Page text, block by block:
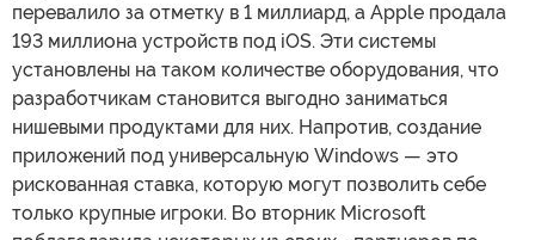
перевалило за отметку в 1 миллиард, а Apple продала
193 миллиона устройств под iOS. Эти системы
установлены на таком количестве оборудования, что
разработчикам становится выгодно заниматься
нишевыми продуктами для них. Напротив, создание
приложений под универсальную Windows — это
рискованная ставка, которую могут позволить себе
только крупные игроки. Во вторник Microsoft